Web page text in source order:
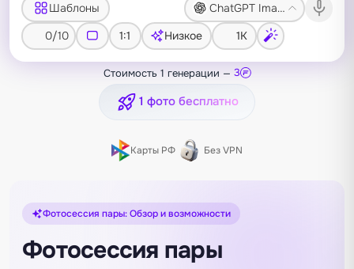
Шаблоны
ChatGPT Image 2
0/10
1:1 Низкое 1K
Стоимость 1 генерации — 3
1 фото бесплатно
Карты РФ Без VPN
Фотосессия пары: Обзор и возможности
Фотосессия пары